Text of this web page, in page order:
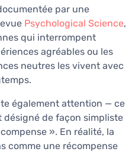
par une
Psychological Science,
qui interrompent
agréables ou les
neutres les vivent avec
également attention — ce
de façon simpliste
». En réalité, la
comme une récompense